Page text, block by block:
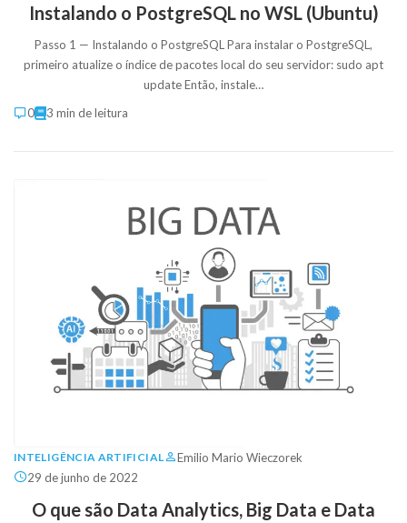
Instalando o PostgreSQL no WSL (Ubuntu)
Passo 1 — Instalando o PostgreSQL Para instalar o PostgreSQL,
primeiro atualize o índice de pacotes local do seu servidor: sudo apt
update Então, instale…
0
3 min de leitura
INTELIGÊNCIA ARTIFICIAL
Emilio Mario Wieczorek
29 de junho de 2022
O que são Data Analytics, Big Data e Data